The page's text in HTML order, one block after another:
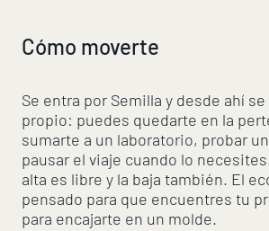
Cómo moverte
Se entra por Semilla y desde ahí
propio: puedes quedarte en la
sumarte a un laboratorio, probar
pausar el viaje cuando lo
alta es libre y la baja también. El
pensado para que encuentres tu
para encajarte en un molde.